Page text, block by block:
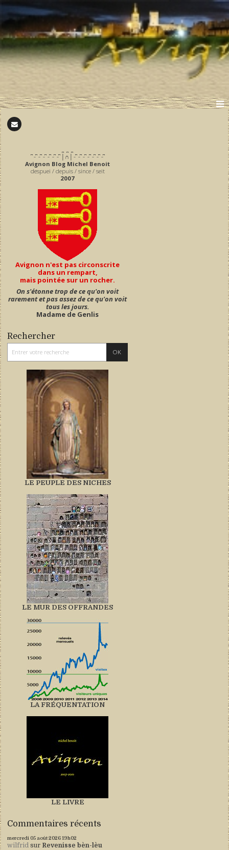
͆ ̵ ͆ ̵ ͆ ̵ ͆ ̵ ͆ ̵ ͆ ̵ ͆ │∩│ ̵ ͆ ̵ ͆ ̵ ͆ ̵ ͆ ̵ ͆ ̵ ͆ ̵ ͆
Avignon Blog Michel Benoit
despuei / depuis / since / seit
2007
Avignon n'est pas circonscrite
dans un rempart,
mais pointée sur un rocher.
On s'étonne trop de ce qu'on voit
rarement et pas assez de ce qu'on voit
tous les jours.
Madame de Genlis
Rechercher
LE PEUPLE DES NICHES
LE MUR DES OFFRANDES
LA FRÉQUENTATION
LE LIVRE
Commentaires récents
mercredi 05 août 202619h02
wilfrid sur Revenisse bèn-lèu